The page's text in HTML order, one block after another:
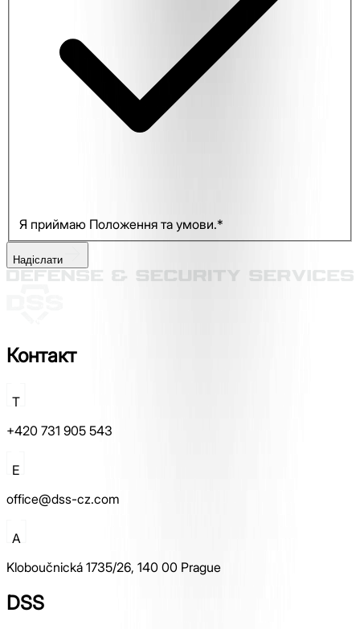
Я приймаю Положення та умови.*
Надіслати
Контакт
T
+420 731 905 543
E
office@dss-cz.com
A
Kloboučnická 1735/26, 140 00 Prague
DSS